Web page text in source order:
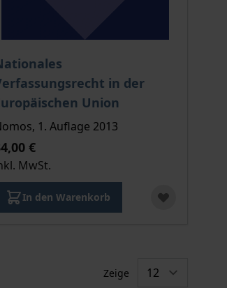
gewählten Produktoption auf der
in der
Union
Preis dieses Titels richtet sich nach
1. Auflage 2013
€
MwSt.
In den Warenkorb
Zeige